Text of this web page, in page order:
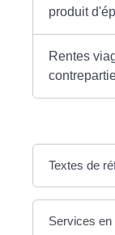
produit
Rentes
Textes de
Services en